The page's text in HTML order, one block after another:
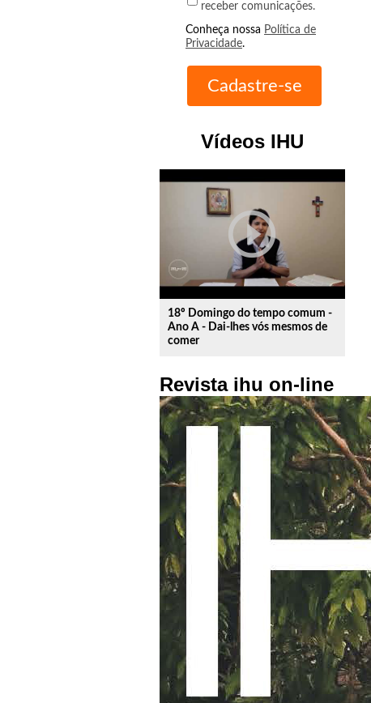
receber comunicações.
Conheça nossa Política de
Privacidade.
Vídeos IHU
play_circle_outline
18º Domingo do tempo comum -
Ano A - Dai-lhes vós mesmos de
comer
Revista ihu on-line